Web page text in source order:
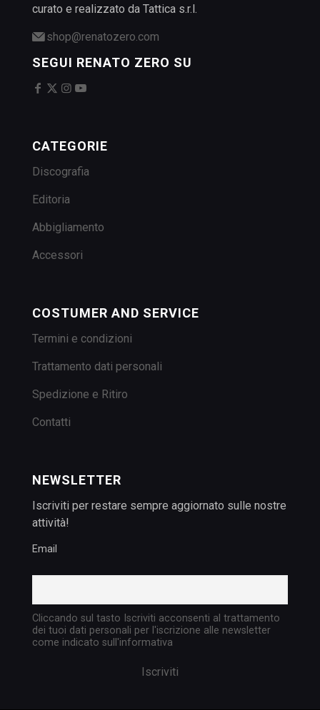
curato e realizzato da Tattica s.r.l.
shop@renatozero.com
SEGUI RENATO ZERO SU
CATEGORIE
Discografia
Editoria
Abbigliamento
Accessori
COSTUMER AND SERVICE
Termini e condizioni
Trattamento dati personali
Spedizione e Ritiro
Contatti
NEWSLETTER
Iscriviti per restare sempre aggiornato sulle nostre
attività!
Email
Cliccando sul tasto Iscriviti acconsenti al trattamento
dei tuoi dati personali per l'iscrizione alle newsletter
come indicato sull'informativa